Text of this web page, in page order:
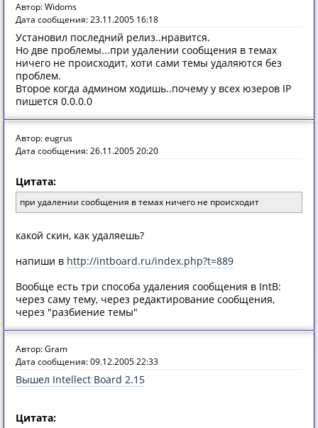
Автор: Widoms
Дата сообщения: 23.11.2005 16:18
Установил последний релиз..нравится.
Но две проблемы...при удалении сообщения в темах
ничего не происходит, хоти сами темы удаляются без
проблем.
Второе когда админом ходишь..почему у всех юзеров IP
пишется 0.0.0.0
Автор: eugrus
Дата сообщения: 26.11.2005 20:20
Цитата:
при удалении сообщения в темах ничего не происходит
какой скин, как удаляешь?
напиши в http://intboard.ru/index.php?t=889
Вообще есть три способа удаления сообщения в IntB:
через саму тему, через редактирование сообщения,
через "разбиение темы"
Автор: Gram
Дата сообщения: 09.12.2005 22:33
Вышел Intellect Board 2.15
Цитата: